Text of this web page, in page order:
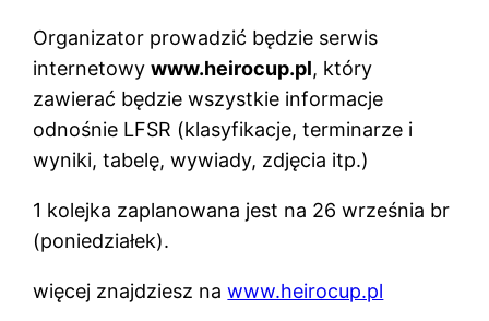
Organizator prowadzić będzie serwis
internetowywww.heirocup.pl, który
zawierać będzie wszystkie informacje
odnośnie LFSR (klasyfikacje, terminarze i
wyniki, tabelę, wywiady, zdjęcia itp.)
1 kolejka zaplanowana jest na 26 września br
(poniedziałek).
więcej znajdziesz nawww.heirocup.pl